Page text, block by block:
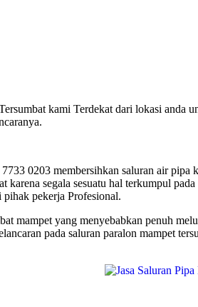
kami Terdekat dari lokasi anda
0203 membersihkan saluran air
segala sesuatu hal terkumpul
pekerja Profesional.
mampet yang menyebabkan penuh
pada saluran paralon mampet